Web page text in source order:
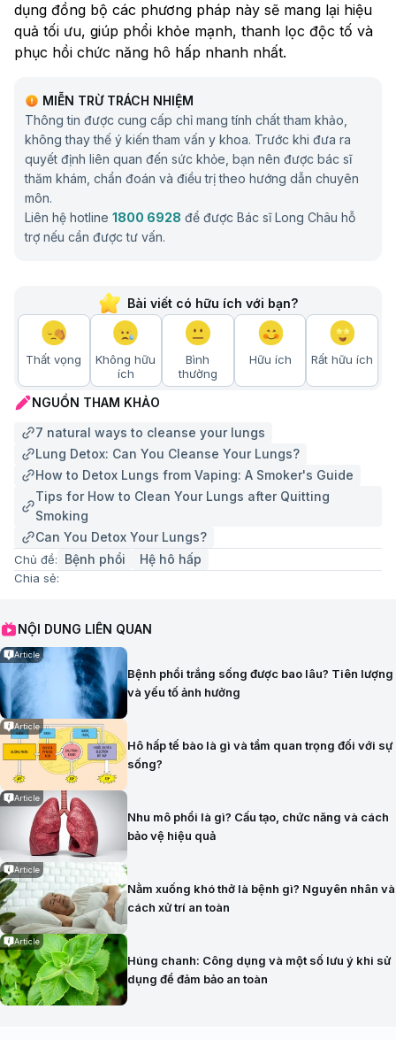
dụng đồng bộ các phương pháp này sẽ mang lại hiệu
quả tối ưu, giúp phổi khỏe mạnh, thanh lọc độc tố và
phục hồi chức năng hô hấp nhanh nhất.
MIỄN TRỪ TRÁCH NHIỆM
Thông tin được cung cấp chỉ mang tính chất tham khảo,
không thay thế ý kiến tham vấn y khoa. Trước khi đưa ra
quyết định liên quan đến sức khỏe, bạn nên được bác sĩ
thăm khám, chẩn đoán và điều trị theo hướng dẫn chuyên
môn.
Liên hệ hotline 1800 6928 để được Bác sĩ Long Châu hỗ
trợ nếu cần được tư vấn.
Bài viết có hữu ích với bạn?
Thất vọng
Không hữu
ích
Bình
thường
Hữu ích Rất hữu ích
NGUỒN THAM KHẢO
7 natural ways to cleanse your lungs
Lung Detox: Can You Cleanse Your Lungs?
How to Detox Lungs from Vaping: A Smoker's Guide
Tips for How to Clean Your Lungs after Quitting
Smoking
Can You Detox Your Lungs?
Chủ đề: Bệnh phổi Hệ hô hấp
Chia sẻ:
NỘI DUNG LIÊN QUAN
Article
Bệnh phổi trắng sống được bao lâu? Tiên lượng
và yếu tố ảnh hưởng
Article
Hô hấp tế bào là gì và tầm quan trọng đối với sự
sống?
Article
Nhu mô phổi là gì? Cấu tạo, chức năng và cách
bảo vệ hiệu quả
Article
Nằm xuống khó thở là bệnh gì? Nguyên nhân và
cách xử trí an toàn
Article
Húng chanh: Công dụng và một số lưu ý khi sử
dụng để đảm bảo an toàn